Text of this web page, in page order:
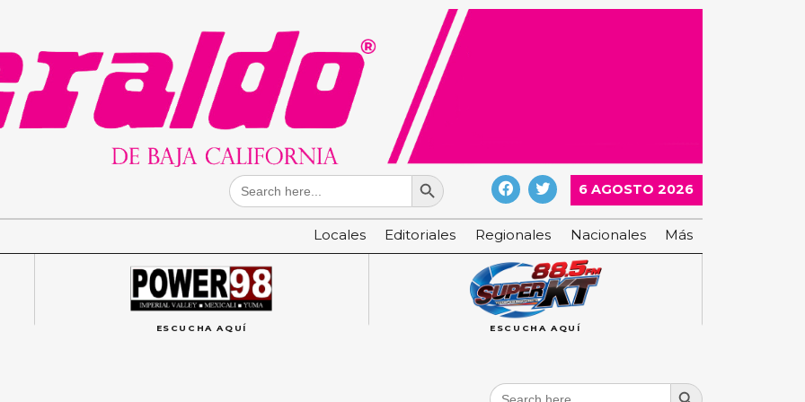
Search
for:
Search Button
6 AGOSTO 2026
Locales Editoriales Regionales Nacionales Más
ESCUCHA AQUÍ ESCUCHA AQUÍ
Search
Search Button